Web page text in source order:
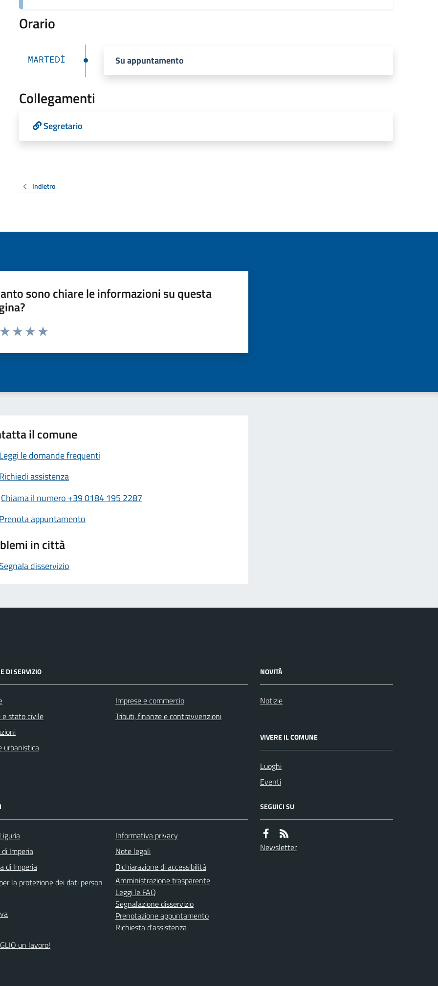
Orario
MARTEDÌ Su appuntamento
Collegamenti
Segretario
Indietro
sono chiare le informazioni su questa
da 1 a 5 stelle la pagina
il comune
Leggi le domande frequenti
Richiedi assistenza
Chiama il numero +39 0184 195 2287
Prenota appuntamento
in città
Segnala disservizio
DI SERVIZIO
e stato civile
urbanistica
Imprese e commercio
Tributi, finanze e contravvenzioni
NOVITÀ
Notizie
VIVERE IL COMUNE
Luoghi
Eventi
Imperia
di Imperia
la protezione dei dati person
un lavoro!
Informativa privacy
Note legali
Dichiarazione di accessibilità
Amministrazione trasparente
Leggi le FAQ
Segnalazione disservizio
Prenotazione appuntamento
Richiesta d'assistenza
SEGUICI SU
Newsletter